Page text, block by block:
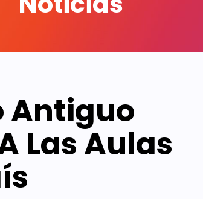
Antiguo
Las Aulas